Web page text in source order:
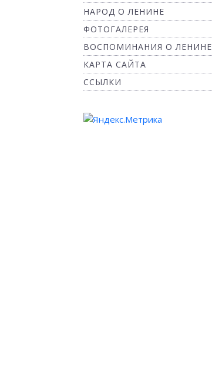
НАРОД О ЛЕНИНЕ
ФОТОГАЛЕРЕЯ
ВОСПОМИНАНИЯ О ЛЕНИНЕ
КАРТА САЙТА
ССЫЛКИ